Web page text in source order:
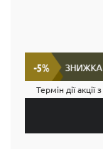
Термін дії акції з